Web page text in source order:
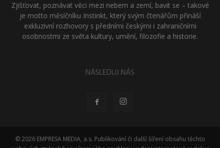
Zjišťovat, poznávat věci mezi nebem a zemí, bavit se – takové
je motto měsíčníku Instinkt, který svým čtenářům přináší
exkluzivní rozhovory s předními českými i zahraničními
osobnostmi ze světa kultury, umění, filozofie a historie.
NÁSLEDUJ NÁS
© 2026 EMPRESA MEDIA, a.s. Publikování či další šíření obsahu těchto